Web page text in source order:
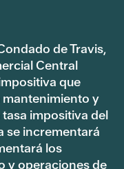
de Travis,
Central
que
y
impositiva del
se incrementará
los
y operaciones de